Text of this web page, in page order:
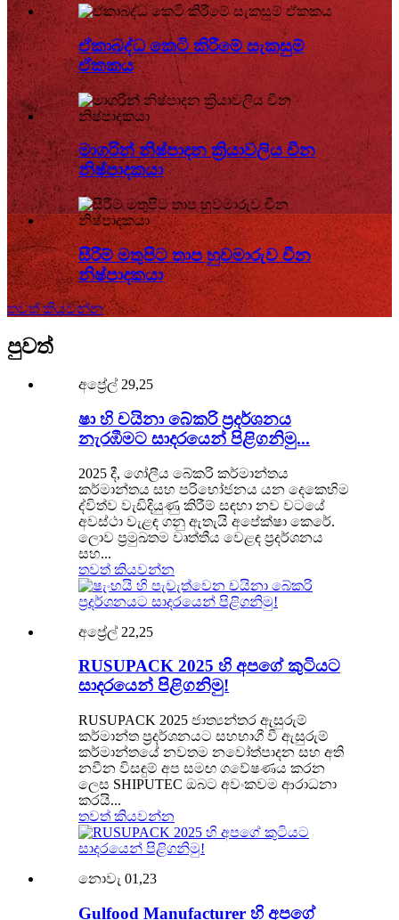
ඒකාබද්ධ කෙටි කිරීමේ සැකසුම්
ඒකකය
මාගරින් නිෂ්පාදන ක්‍රියාවලිය චීන
නිෂ්පාදකයා
සීරීම් මතුපිට තාප හුවමාරුව චීන
නිෂ්පාදකයා
තවත් කියවන්න
පුවත්
අප්‍රේල් 29,25
ෂා හි චයිනා බේකරි ප්‍රදර්ශනය
නැරඹීමට සාදරයෙන් පිළිගනිමු...
2025 දී, ගෝලීය බේකරි කර්මාන්තය
කර්මාන්තය සහ පරිභෝජනය යන දෙකෙහිම
ද්විත්ව වැඩිදියුණු කිරීම් සඳහා නව වටයේ
අවස්ථා වැළඳ ගනු ඇතැයි අපේක්ෂා කෙරේ.
ලොව ප්‍රමුඛතම වෘත්තීය වෙළඳ ප්‍රදර්ශනය
සහ...
තවත් කියවන්න
අප්‍රේල් 22,25
RUSUPACK 2025 හි අපගේ කුටියට
සාදරයෙන් පිළිගනිමු!
RUSUPACK 2025 ජාත්‍යන්තර ඇසුරුම්
කර්මාන්ත ප්‍රදර්ශනයට සහභාගී වී ඇසුරුම්
කර්මාන්තයේ නවතම නවෝත්පාදන සහ අති
නවීන විසඳුම් අප සමඟ ගවේෂණය කරන
ලෙස SHIPUTEC ඔබට අවංකවම ආරාධනා
කරයි...
තවත් කියවන්න
නොවැ 01,23
Gulfood Manufacturer හි අපගේ